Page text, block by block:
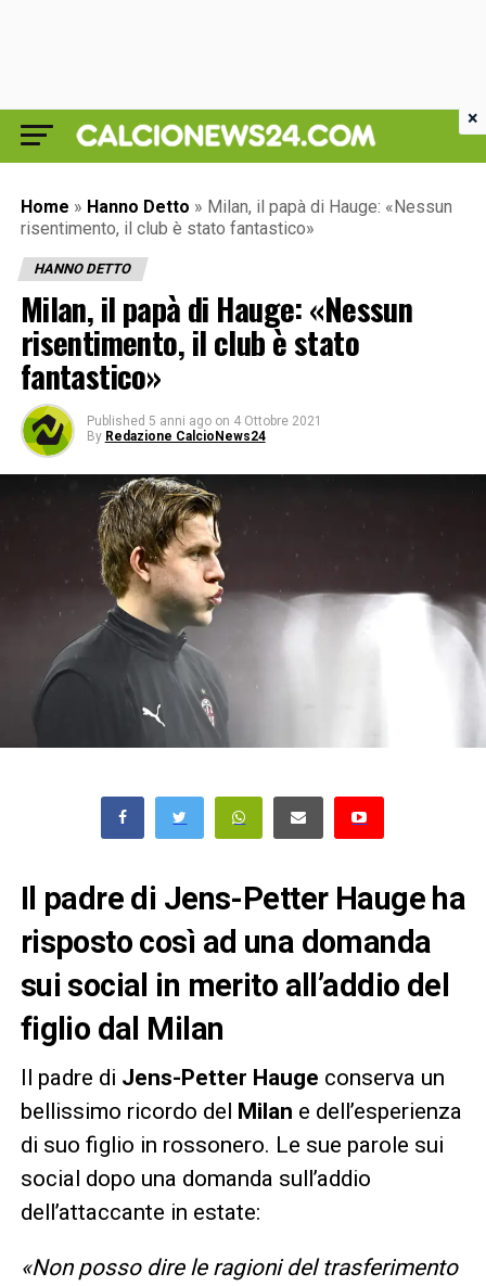
Home » Hanno Detto » Milan, il papà di Hauge: «Nessun
risentimento, il club è stato fantastico»
HANNO DETTO
Milan, il papà di Hauge: «Nessun
risentimento, il club è stato
fantastico»
Published 5 anni ago on 4 Ottobre 2021
By Redazione CalcioNews24
Il padre di Jens-Petter Hauge ha
risposto così ad una domanda
sui social in merito all’addio del
figlio dal Milan
Il padre di Jens-Petter Hauge conserva un
bellissimo ricordo del Milan e dell’esperienza
di suo figlio in rossonero. Le sue parole sui
social dopo una domanda sull’addio
dell’attaccante in estate:
«Non posso dire le ragioni del trasferimento
×